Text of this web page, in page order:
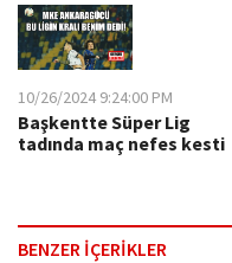
10/26/2024 9:24:00 PM
Başkentte Süper Lig
tadında maç nefes kesti
BENZER İÇERİKLER